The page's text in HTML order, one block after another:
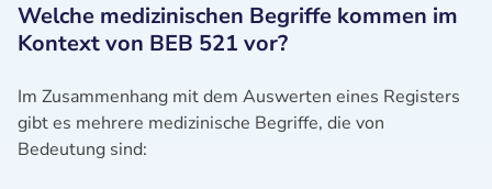
Welche medizinischen Begriffe kommen im
Kontext von BEB 521 vor?
Im Zusammenhang mit dem Auswerten eines Registers
gibt es mehrere medizinische Begriffe, die von
Bedeutung sind: